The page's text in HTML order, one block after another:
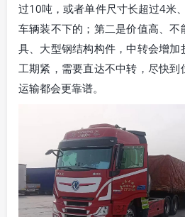
过10吨，或者单件尺寸长超过4米
车辆装不下的；第二是价值高、
具、大型钢结构构件，中转会增加
工期紧，需要直达不中转，尽快
运输都会更靠谱。